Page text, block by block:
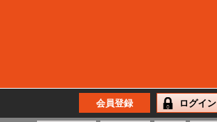
会員登録 ログイン